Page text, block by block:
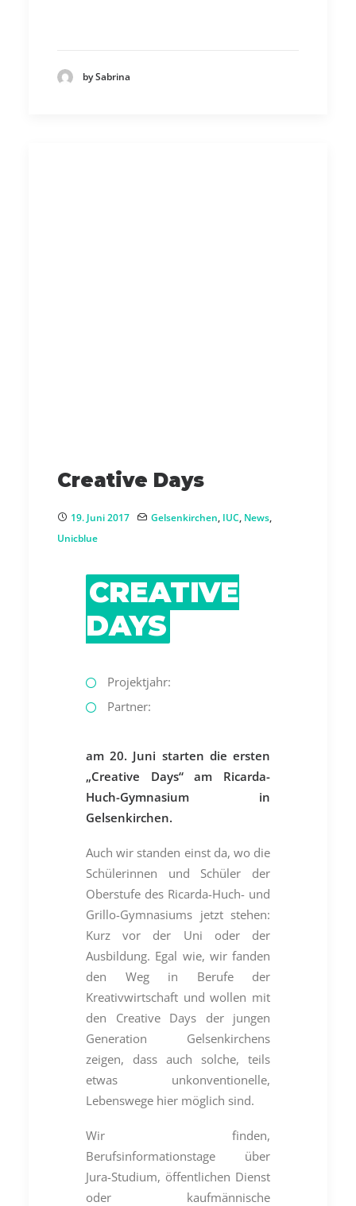
by Sabrina
Creative Days
19. Juni 2017 Gelsenkirchen, IUC, News,
Unicblue
CREATIVE
DAYS
Projektjahr:
Partner:
am 20. Juni starten die ersten
„Creative Days“ am Ricarda-
Huch-Gymnasium in
Gelsenkirchen.
Auch wir standen einst da, wo die
Schülerinnen und Schüler der
Oberstufe des Ricarda-Huch- und
Grillo-Gymnasiums jetzt stehen:
Kurz vor der Uni oder der
Ausbildung. Egal wie, wir fanden
den Weg in Berufe der
Kreativwirtschaft und wollen mit
den Creative Days der jungen
Generation Gelsenkirchens
zeigen, dass auch solche, teils
etwas unkonventionelle,
Lebenswege hier möglich sind.
Wir finden,
Berufsinformationstage über
Jura-Studium, öffentlichen Dienst
oder kaufmännische